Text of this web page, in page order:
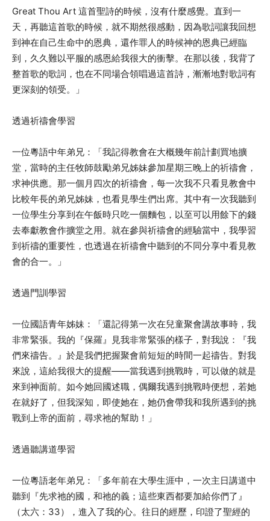
Great Thou Art 這首聖詩的時候，沒有什麼感覺。直到一
天，再聽這首歌的時候，就不期然很感動，因為歌詞讓我回想
到神在自己生命中的恩典，還作罪人的時候神的恩典已經臨
到，久久難以平服的感恩給我很大的衝擊。在那以後，我背了
整首歌的歌詞，也在不同場合領唱過這首詩，漸漸地對歌詞有
更深刻的領受。」
透過祈禱會學習
一位粵語中年弟兄：「我記得教會在大概幾年前計劃買地擴
堂，當時的主任牧師鼓勵弟兄姊妹參加星期三晚上的祈禱會，
求神供應。那一個月四次的祈禱會，每一次我不只看見教會中
比較年長的弟兄姊妹，也看見學生們出席。其中有一次我聽到
一位學生分享到在午飯時只吃一個麵包，以至可以用餘下的錢
去奉獻教會作擴堂之用。就在參與祈禱會的經驗當中，我學習
到祈禱的重要性，也透過在祈禱會中聽到的不同分享中看見教
會的合一。」
透過門訓學習
一位國語青年姊妹：「還記得第一次在兒童聚會講故事時，我
非常緊張。我的『保羅』見我非常緊張的樣子，對我說：『我
們來禱告。』於是我們把握聚會前短短的時間一起禱告。對我
來說，這給我很大的提醒――當我遇到挑戰時，可以做的就是
來到神面前。如今她回國述職，偶爾我遇到挑戰時便想，若她
在就好了，但我深知，即使她在，她仍會帶我和我所遇到的挑
戰到上帝的面前，尋求祂的幫助！」
透過聽講道學習
一位粵語老年弟兄：「多年前在大學生涯中，一次主日講道中
聽到『先求祂的國，和祂的義；這些東西都要加給你們了』
（太六：33），進入了我的心。往日的經歷，印證了聖經的